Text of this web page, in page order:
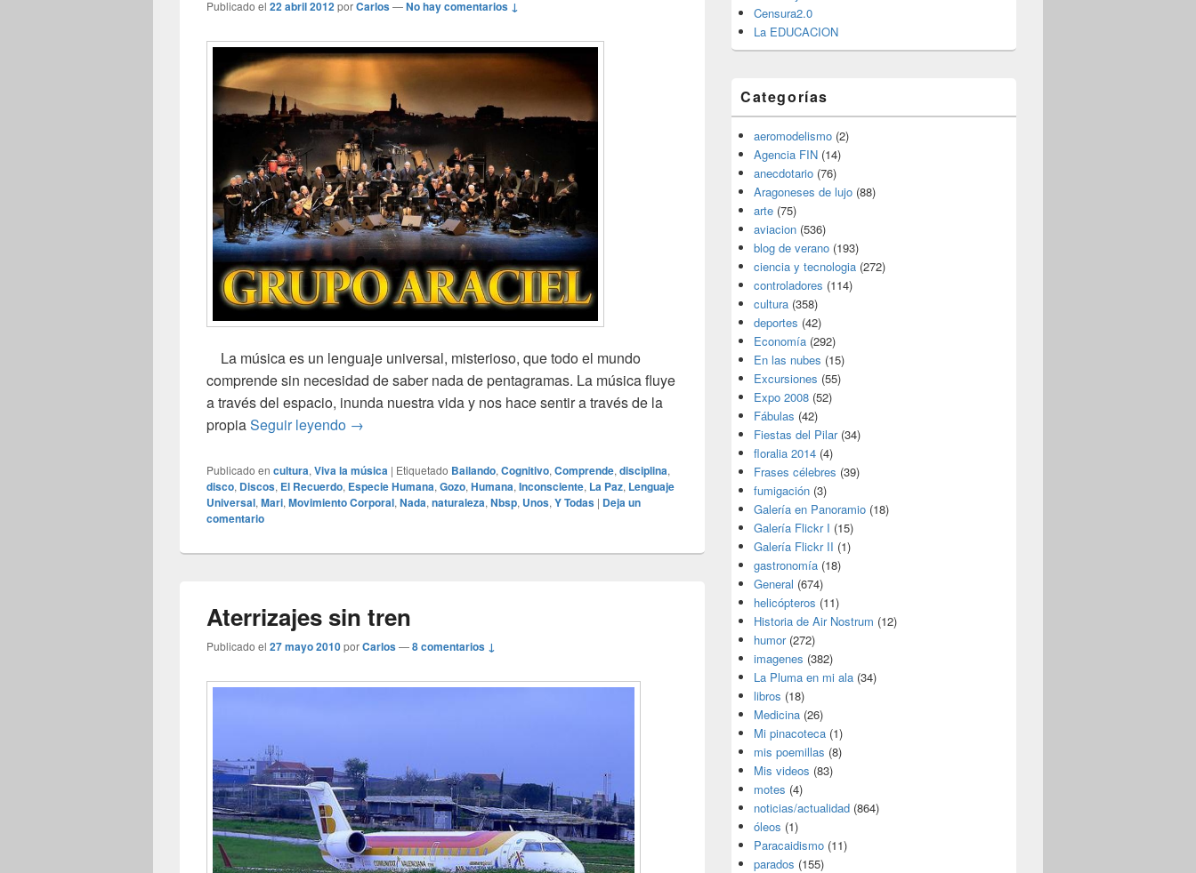
Publicado el 22 abril 2012porCarlos—No hay comentarios ↓
La música es un lenguaje universal, misterioso, que todo el mundo
comprende sin necesidad de saber nada de pentagramas. La música fluye
a través del espacio, inunda nuestra vida y nos hace sentir a través de la
propiaSeguir leyendo La música nos une
→
Publicado en cultura, Viva la música | Etiquetado Bailando, Cognitivo, Comprende, disciplina,
disco, Discos, El Recuerdo, Especie Humana, Gozo, Humana, Inconsciente, La Paz, Lenguaje
Universal, Mari, Movimiento Corporal, Nada, naturaleza, Nbsp, Unos, Y Todas | Deja un
comentario
Aterrizajes sin tren
Publicado el 27 mayo 2010porCarlos—8 comentarios ↓
Censura2.0
La EDUCACION
Categorías
aeromodelismo (2)
Agencia FIN (14)
anecdotario (76)
Aragoneses de lujo (88)
arte (75)
aviacion (536)
blog de verano (193)
ciencia y tecnologia (272)
controladores (114)
cultura (358)
deportes (42)
Economía (292)
En las nubes (15)
Excursiones (55)
Expo 2008 (52)
Fábulas (42)
Fiestas del Pilar(34)
floralia 2014 (4)
Frases célebres (39)
fumigación (3)
Galería en Panoramio (18)
Galería Flickr I (15)
Galería Flickr II (1)
gastronomía (18)
General (674)
helicópteros (11)
Historia de Air Nostrum (12)
humor(272)
imagenes (382)
La Pluma en mi ala (34)
libros (18)
Medicina (26)
Mi pinacoteca (1)
mis poemillas (8)
Mis videos (83)
motes (4)
noticias/actualidad (864)
óleos (1)
Paracaidismo (11)
parados (155)